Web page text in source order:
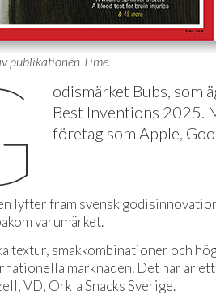
publikationen Time.
odismärket Bubs, som
Best Inventions 2025.
företag som Apple,
lyfter fram svensk
varumärket.
textur, smakkombinationer och
marknaden. Det här är
VD, Orkla Snacks Sverige.